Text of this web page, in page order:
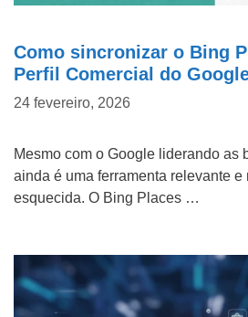
Como sincronizar o Bing
Perfil Comercial do
24 fevereiro, 2026
Mesmo com o Google liderando as
ainda é uma ferramenta relevante e
esquecida. O Bing Places …